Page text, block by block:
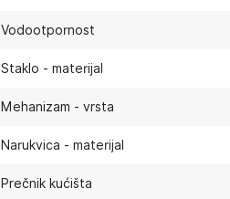
Vodootpornost
Staklo - materijal
Mehanizam - vrsta
Narukvica - materijal
Prečnik kućišta